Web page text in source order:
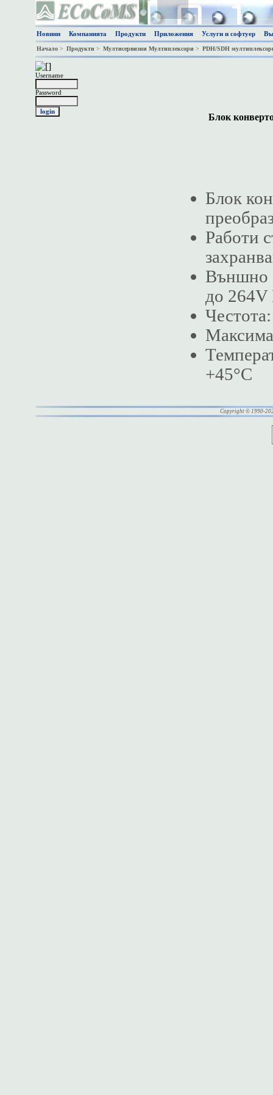
Новини Компанията Продукти Приложения Услуги и софтуер
Начало > Продукти > Мултисервизни Мултиплексори > PDH/SDH
Username
Password
Блок
Блок
Работи
Външно
до 264V
+45°С
Copyright © 1990-